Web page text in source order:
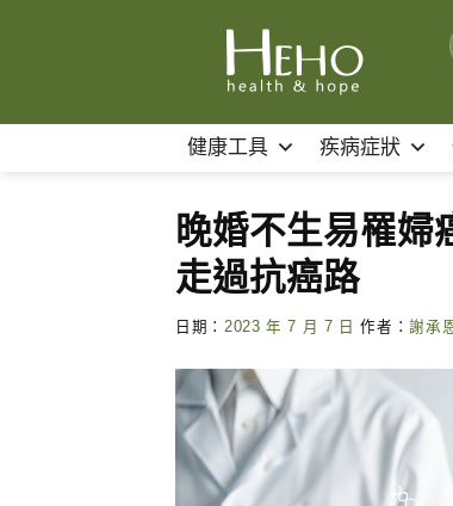
健康工具 疾病症狀
晚婚不生易罹婦
走過抗癌路
日期： 2023 年 7 月 7 日 作者：謝承